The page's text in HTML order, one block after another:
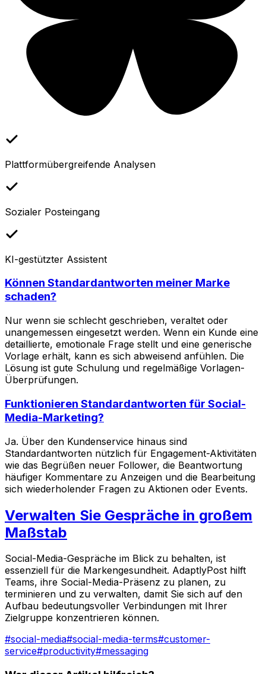
Plattformübergreifende Analysen
Sozialer Posteingang
KI-gestützter Assistent
Können Standardantworten meiner Marke
schaden?
Nur wenn sie schlecht geschrieben, veraltet oder
unangemessen eingesetzt werden. Wenn ein Kunde eine
detaillierte, emotionale Frage stellt und eine generische
Vorlage erhält, kann es sich abweisend anfühlen. Die
Lösung ist gute Schulung und regelmäßige Vorlagen-
Überprüfungen.
Funktionieren Standardantworten für Social-
Media-Marketing?
Ja. Über den Kundenservice hinaus sind
Standardantworten nützlich für Engagement-Aktivitäten
wie das Begrüßen neuer Follower, die Beantwortung
häufiger Kommentare zu Anzeigen und die Bearbeitung
sich wiederholender Fragen zu Aktionen oder Events.
Verwalten Sie Gespräche in großem
Maßstab
Social-Media-Gespräche im Blick zu behalten, ist
essenziell für die Markengesundheit. AdaptlyPost hilft
Teams, ihre Social-Media-Präsenz zu planen, zu
terminieren und zu verwalten, damit Sie sich auf den
Aufbau bedeutungsvoller Verbindungen mit Ihrer
Zielgruppe konzentrieren können.
#social-media#social-media-terms#customer-
service#productivity#messaging